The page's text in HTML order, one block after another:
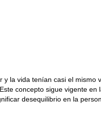
y la vida tenían casi el mismo
concepto sigue vigente
desequilibrio en la